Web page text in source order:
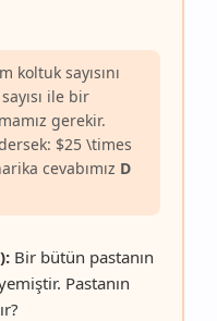
koltuk sayısını
ile bir
gerekir.
$25 \times
cevabımız D
Bir bütün pastanın
Pastanın